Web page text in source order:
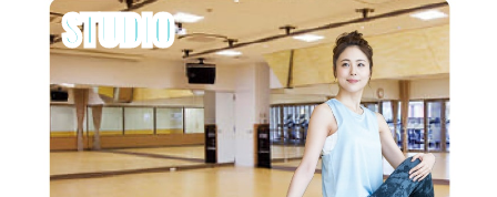
STUDIO